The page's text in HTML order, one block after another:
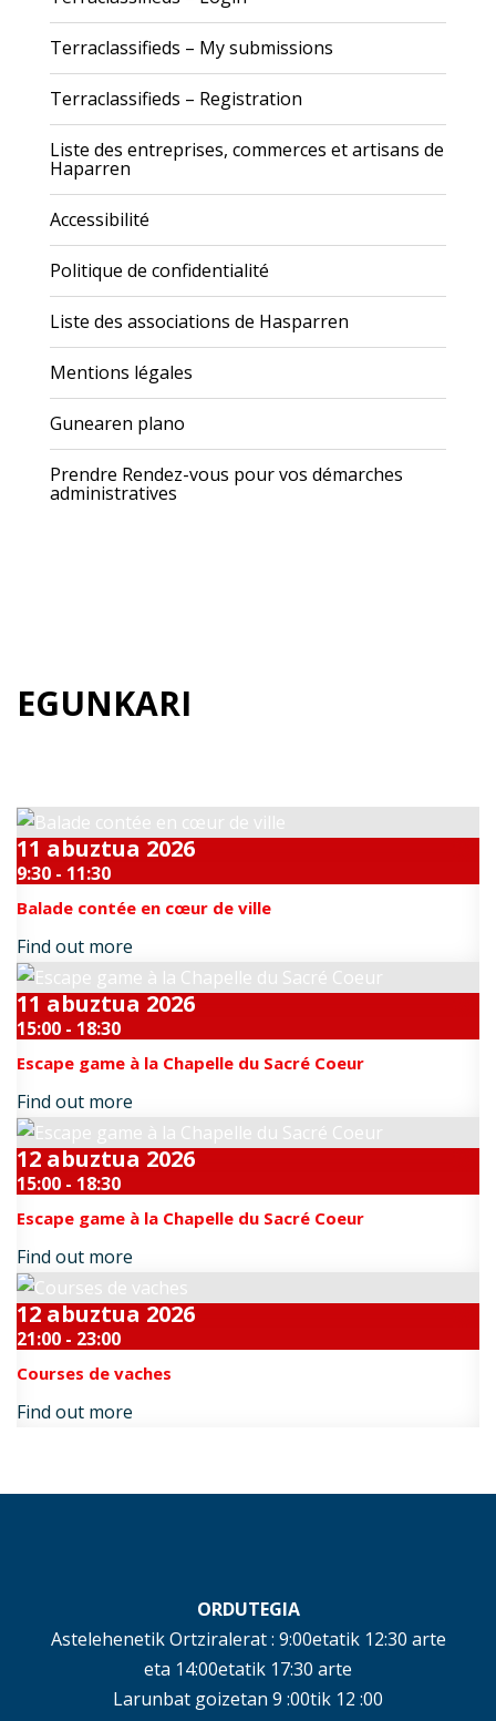
Terraclassifieds – My submissions
Terraclassifieds – Registration
Liste des entreprises, commerces et artisans de
Haparren
Accessibilité
Politique de confidentialité
Liste des associations de Hasparren
Mentions légales
Gunearen plano
Prendre Rendez-vous pour vos démarches
administratives
EGUNKARI
11abuztua2026
9:30 - 11:30
Balade contée en cœur de ville
Find out more
11 abuztua 2026
15:00 - 18:30
Escape game à la Chapelle du Sacré Coeur
Find out more
12 abuztua 2026
15:00 - 18:30
Escape game à la Chapelle du Sacré Coeur
Find out more
12 abuztua 2026
21:00 - 23:00
Courses de vaches
Find out more
ORDUTEGIA
Astelehenetik Ortziralerat : 9:00etatik 12:30 arte
eta 14:00etatik 17:30 arte
Larunbat goizetan 9 :00tik 12 :00